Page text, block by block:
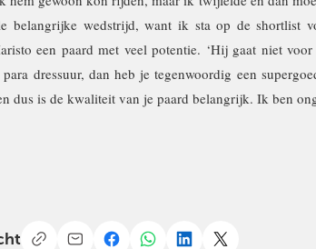
belangrijke wedstrijd, want ik sta op de shortlist
een paard met veel potentie. ‘Hij gaat niet
dressuur, dan heb je tegenwoordig een
dus is de kwaliteit van je paard belangrijk. Ik ben